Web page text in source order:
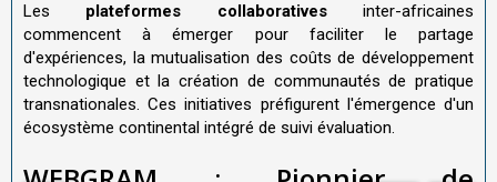
Les plateformes collaborativesinter-africaines
commencent à émerger pour faciliter le partage
d'expériences, la mutualisation des coûts de développement
technologique et la création de communautés de pratique
transnationales. Ces initiatives préfigurent l'émergence d'un
écosystème continental intégré de suivi évaluation.